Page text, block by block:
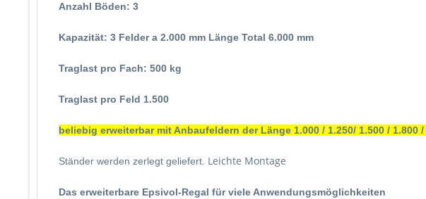
Anzahl Böden: 3
Kapazität: 3 Felder a 2.000 mm Länge Total 6.000 mm
Traglast pro Fach: 500 kg
Traglast pro Feld 1.500
beliebig erweiterbar mit Anbaufeldern der Länge 1.000 / 1.250/ 1.500 / 1.800 /
Ständer werden zerlegt geliefert. Leichte Montage
Das erweiterbare Epsivol-Regal für viele Anwendungsmöglichkeiten